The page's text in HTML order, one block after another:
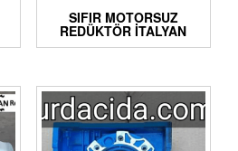
SIFIR MOTORSUZ
REDÜKTÖR İTALYAN